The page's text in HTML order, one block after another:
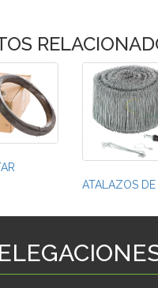
ATALAZOS